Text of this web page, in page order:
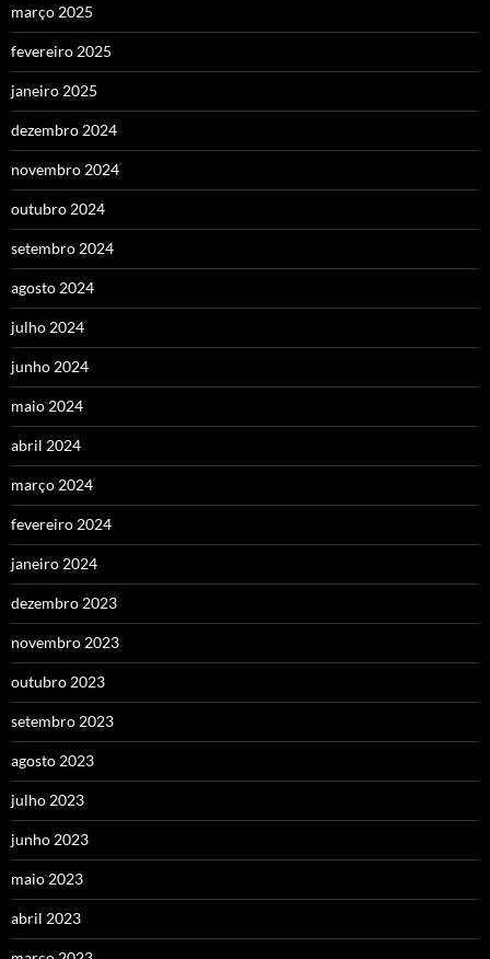
março 2025
fevereiro 2025
janeiro 2025
dezembro 2024
novembro 2024
outubro 2024
setembro 2024
agosto 2024
julho 2024
junho 2024
maio 2024
abril 2024
março 2024
fevereiro 2024
janeiro 2024
dezembro 2023
novembro 2023
outubro 2023
setembro 2023
agosto 2023
julho 2023
junho 2023
maio 2023
abril 2023